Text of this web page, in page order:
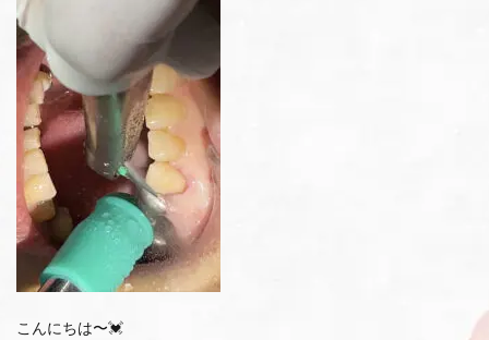
こんにちは〜💓